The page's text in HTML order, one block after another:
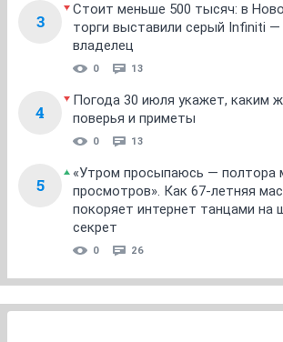
3
Стоит меньше 500 тысяч: в
торги выставили серый Infiniti —
владелец
0 13
4
Погода 30 июля укажет, каким
поверья и приметы
0 13
5
«Утром просыпаюсь — полтора
просмотров». Как 67-летняя
покоряет интернет танцами на
секрет
0 26